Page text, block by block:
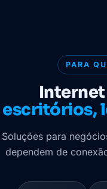
PARA
escritórios,
Soluções para
dependem de